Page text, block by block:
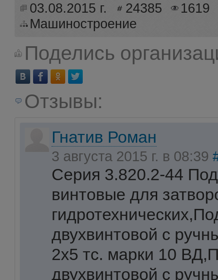
03.08.2015 г. 24385
1619
Машиностроение
Поделись
Отзывы:
Гнатив Роман
3 августа 2015 г. в 08:39
Серия 3.820.2-44
винтовые для
двухвинтовой с
2х5 тс. марки 10
двухвинтовой с